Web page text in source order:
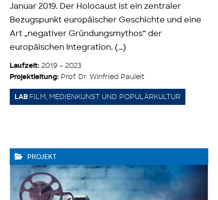
Januar 2019. Der Holocaust ist ein zentraler
Bezugspunkt europäischer Geschichte und eine
Art „negativer Gründungsmythos“ der
europäischen Integration. (…)
Laufzeit: 2019 – 2023
Projektleitung: Prof. Dr. Winfried Pauleit
LAB FILM, MEDIENKUNST UND POPULÄRKULTUR
PROJEKT